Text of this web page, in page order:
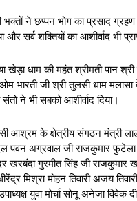
ने छप्पन भोग का प्रसाद
और सर्व शक्तियों का आशीर्वाद भी
खेड़ा धाम की महंत श्रीमती पान
भारती जी श्री तुलसी धाम
ने भी सबको आशीर्वाद दिया।
आश्रम के क्षेत्रीय संगठन मंत्री
पवन अग्रवाल जी राजकुमार फुटेला
खरबंदा गुरमीत सिंह जी
मिश्रा मोहन तिवारी अजय
युवा मोर्चा सोनू अनेजा विवेक